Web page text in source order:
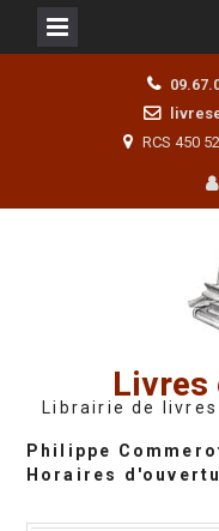
RCS 450
Librairie de